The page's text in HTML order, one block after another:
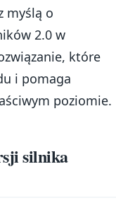
myślą o
2.0 w
które
i pomaga
poziomie.
silnika